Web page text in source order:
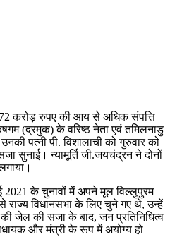
करोड़ रुपए की आय से अधिक संपत्ति
(द्रमुक) के वरिष्ठ नेता एवं तमिलनाडु
पत्नी पी. विशालाची को गुरुवार को
सुनाई। न्यामूर्ति जी.जयचंद्रन ने दोनों
2021 के चुनावों में अपने मूल विल्लुपुरम
राज्य विधानसभा के लिए चुने गए थे, उन्हें
जेल की सजा के बाद, जन प्रतिनिधित्व
और मंत्री के रूप में अयोग्य हो